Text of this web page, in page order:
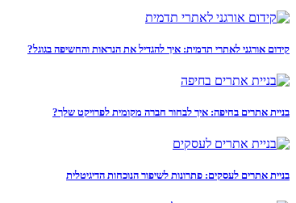
קידום אורגני לאתרי תדמית: איך להגדיל את הנראות והחשיפה בגוגל?
בניית אתרים בחיפה: איך לבחור חברה מקומית לפרויקט שלך?
בניית אתרים לעסקים: פתרונות לשיפור הנוכחות הדיגיטלית